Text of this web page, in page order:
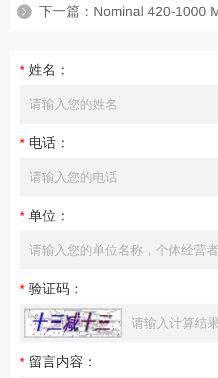
下一篇： Nominal 420-1000
* 姓名：
* 电话：
* 单位：
* 验证码：
* 留言内容：